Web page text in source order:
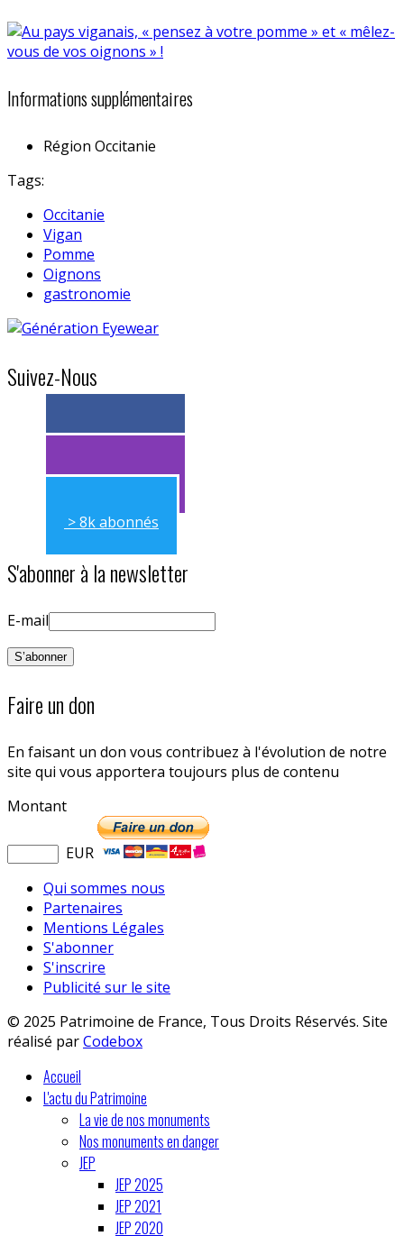
Informations supplémentaires
Région Occitanie
Tags:
Occitanie
Vigan
Pomme
Oignons
gastronomie
Suivez-Nous
> 11k abonnés
> 11k abonnés
> 8k abonnés
S'abonner à la newsletter
E-mail
Faire un don
En faisant un don vous contribuez à l'évolution de notre
site qui vous apportera toujours plus de contenu
Montant
EUR
Qui sommes nous
Partenaires
Mentions Légales
S'abonner
S'inscrire
Publicité sur le site
© 2025 Patrimoine de France, Tous Droits Réservés. Site
réalisé parCodebox
Accueil
L'actu du Patrimoine
La vie de nos monuments
Nos monuments en danger
JEP
JEP 2025
JEP 2021
JEP 2020